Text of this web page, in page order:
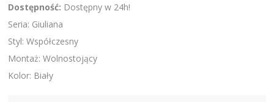
Dostępność: Dostępny w 24h!
Seria: Giuliana
Styl: Współczesny
Montaż: Wolnostojący
Kolor: Biały